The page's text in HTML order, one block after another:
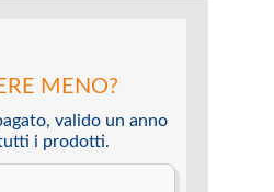
MENO?
valido un anno
i prodotti.